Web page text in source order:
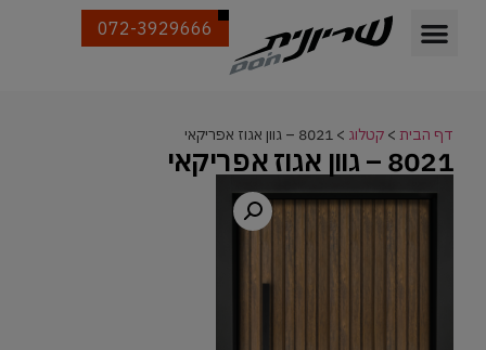
072-3929666
דף הבית > קטלוג > 8021 – גוון אגוז אפריקאי
8021 – גוון אגוז אפריקאי